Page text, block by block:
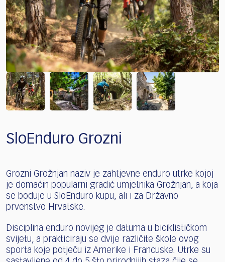
SloEnduro Grozni
Grozni Grožnjan naziv je zahtjevne enduro utrke kojoj
je domaćin popularni gradić umjetnika Grožnjan, a koja
se boduje u SloEnduro kupu, ali i za Državno
prvenstvo Hrvatske.
Disciplina enduro novijeg je datuma u biciklističkom
svijetu, a prakticiraju se dvije različite škole ovog
sporta koje potječu iz Amerike i Francuske. Utrke su